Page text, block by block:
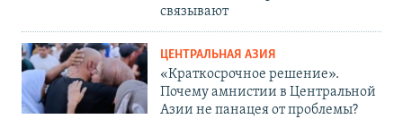
связывают
ЦЕНТРАЛЬНАЯ АЗИЯ
«Краткосрочное решение».
Почему амнистии в Центральной
Азии не панацея от проблемы?